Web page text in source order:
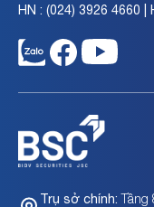
HN : (024) 3926 4660 |
Trụ sở chính: Tầng